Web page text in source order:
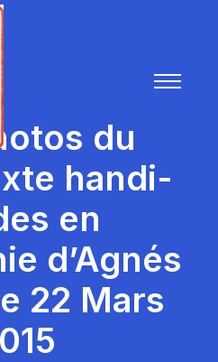
du
handi-
en
d’Agnés
22 Mars